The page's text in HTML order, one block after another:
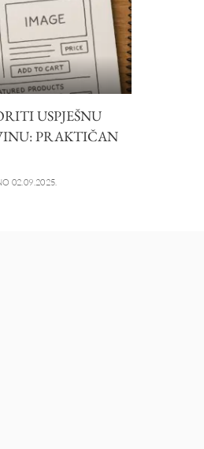
USPJEŠNU
PRAKTIČAN
02.09.2025.